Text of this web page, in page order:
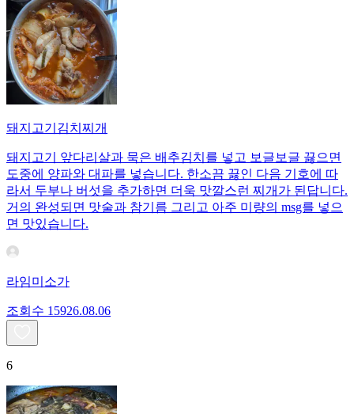
돼지고기김치찌개
돼지고기 앞다리살과 묵은 배추김치를 넣고 보글보글 끓으면
도중에 양파와 대파를 넣습니다. 한소끔 끓인 다음 기호에 따
라서 두부나 버섯을 추가하면 더욱 맛깔스런 찌개가 된답니다.
거의 완성되면 맛술과 참기름 그리고 아주 미량의 msg를 넣으
면 맛있습니다.
라임미소가
조회수 15926.08.06
6